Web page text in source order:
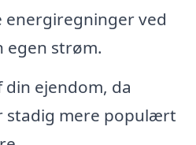
energiregninger ved
egen strøm.
ejendom, da
stadig mere populært